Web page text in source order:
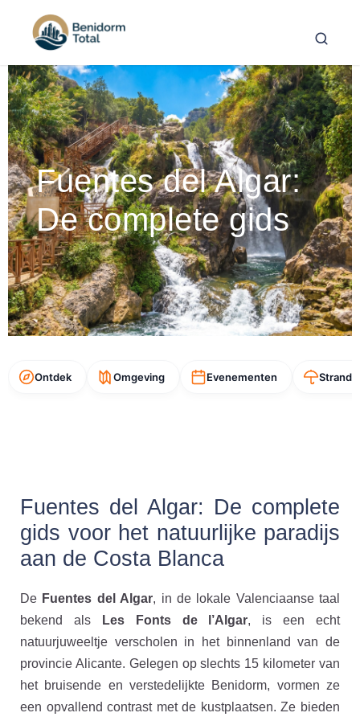
Fuentes del Algar:
De complete gids
Ontdek Omgeving Evenementen
Fuentes del Algar: De complete
gids voor het natuurlijke paradijs
aan de Costa Blanca
De Fuentes del Algar, in de lokale Valenciaanse taal
bekend als
Les Fonts de l’Algar, is een echt
natuurjuweeltje verscholen in het binnenland van de
provincie Alicante. Gelegen op slechts 15 kilometer van
het bruisende en verstedelijkte Benidorm, vormen ze
een opvallend contrast met de kustplaatsen. Ze bieden